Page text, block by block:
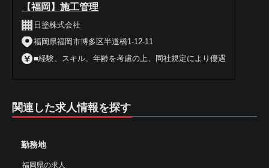
【福岡】施工管理
日塗株式会社
福岡県福岡市博多区半道橋1-12-11
■経験、スキル、年齢を考慮の上、同社規定により優遇
関連した求人情報を探す
勤務地
福岡県の求人